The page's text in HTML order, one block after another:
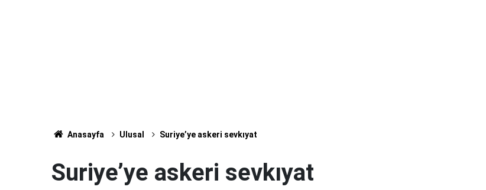
Anasayfa Ulusal Suriye’ye askeri sevkıyat
Suriye’ye askeri sevkıyat